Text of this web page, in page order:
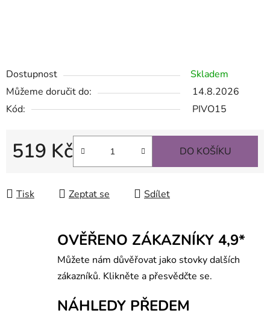
Dostupnost
Skladem
Můžeme doručit do:
14.8.2026
Kód:
PIVO15
519 Kč DO KOŠÍKU
Tisk Zeptat se Sdílet
OVĚŘENO ZÁKAZNÍKY 4,9*
Můžete nám důvěřovat jako stovky dalších
zákazníků. Klikněte a přesvědčte se.
NÁHLEDY PŘEDEM